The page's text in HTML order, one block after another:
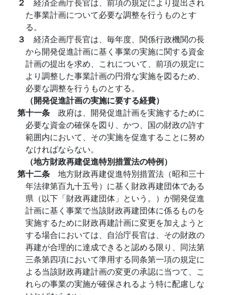
た事業計画について必要な調整を行うものとす
る。
３ 経済企画庁長官は、毎年度、関係行政機関の長
から開発促進計画に基く事業の実施に関する資金
計画の提出を求め、これについて、前項の規定に
より調整した事業計画の円滑な実施を図るため、
必要な調整を行うものとする。
（開発促進計画の実施に要する経費）
第十一条 政府は、開発促進計画を実施するために
必要な資金の確保を図り、かつ、国の財政の許す
範囲内において、その実施を促進することに努め
なければならない。
（地方財政再建促進特別措置法の特例）
第十二条 地方財政再建促進特別措置法（昭和三十
年法律第百九十五号）に基く財政再建団体である
県（以下「財政再建団体」という。）が開発促進
計画に基く事業で当該財政再建団体に係るものを
実施するために財政再建計画に変更を加えようと
する場合においては、自治庁長官は、その財政の
再建が合理的に達成できると認める限り、同法第
三条第四項において準用する同条第一項の規定に
よる当該財政再建計画の変更の承認に当つて、こ
れらの事業の実施が確保されるよう特に配慮しな